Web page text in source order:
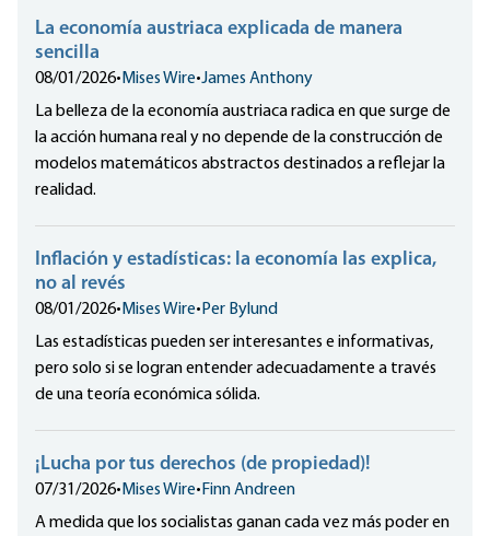
La economía austriaca explicada de manera
sencilla
08/01/2026• Mises Wire•James Anthony
La belleza de la economía austriaca radica en que surge de
la acción humana real y no depende de la construcción de
modelos matemáticos abstractos destinados a reflejar la
realidad.
Inflación y estadísticas: la economía las explica,
no al revés
08/01/2026• Mises Wire• Per Bylund
Las estadísticas pueden ser interesantes e informativas,
pero solo si se logran entender adecuadamente a través
de una teoría económica sólida.
¡Lucha por tus derechos (de propiedad)!
07/31/2026• Mises Wire• Finn Andreen
A medida que los socialistas ganan cada vez más poder en